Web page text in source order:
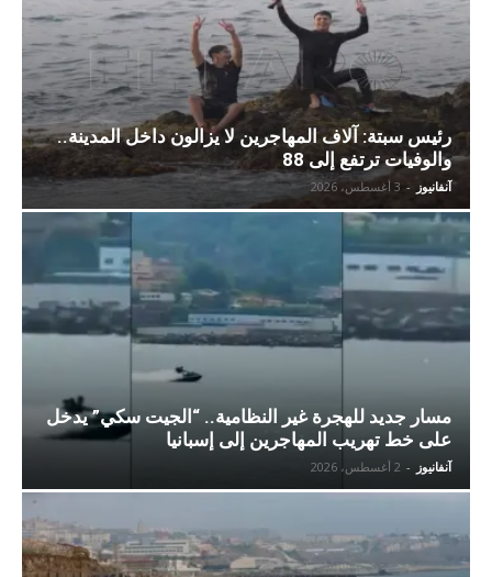
رئيس سبتة: آلاف المهاجرين لا يزالون داخل المدينة..
والوفيات ترتفع إلى 88
آنفانيوز - 3 أغسطس، 2026
مسار جديد للهجرة غير النظامية.. “الجيت سكي” يدخل
على خط تهريب المهاجرين إلى إسبانيا
آنفانيوز - 2 أغسطس، 2026